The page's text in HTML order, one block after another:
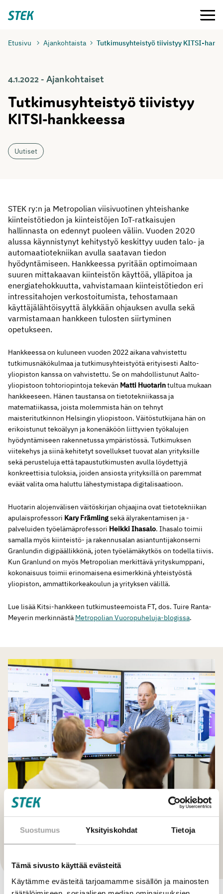
Suostumus Yksityiskohdat Tietoja
Tämä sivusto käyttää evästeitä
Käytämme evästeitä tarjoamamme sisällön ja mainosten
suoraan
Stek Valikko
Etusivu Ajankohtaista Tutkimusyhteistyö tiivistyy KITSI-
4.1.2022 - Ajankohtaiset
Tutkimusyhteistyö tiivistyy
KITSI-hankkeessa
Uutiset
STEK ry:n ja Metropolian viisivuotinen yhteishanke
kiinteistötiedon ja kiinteistöjen IoT-ratkaisujen
hallinnasta on edennyt puoleen väliin. Vuoden 2020
alussa käynnistynyt kehitystyö keskittyy uuden talo- ja
automaatiotekniikan avulla saatavan tiedon
hyödyntämiseen. Hankkeessa pyritään optimoimaan
suuren mittakaavan kiinteistön käyttöä, ylläpitoa ja
energiatehokkuutta, vahvistamaan kiinteistötiedon eri
intressitahojen verkostoitumista, tehostamaan
käyttäjälähtöisyyttä älykkään ohjauksen avulla sekä
varmistamaan hankkeen tulosten siirtyminen
opetukseen.
Hankkeessa on kuluneen vuoden 2022 aikana vahvistettu
tutkimusnäkökulmaa ja tutkimusyhteistyötä erityisesti Aalto-
yliopiston kanssa on vahvistettu. Se on mahdollistunut Aalto-
yliopistoon tohtoriopintoja tekevän Matti Huotarintultua mukaan
hankkeeseen. Hänen taustansa on tietotekniikassa ja
matematiikassa, joista molemmista hän on tehnyt
maisteritutkinnon Helsingin yliopistoon. Väitöstutkijana hän on
erikoistunut tekoälyyn ja konenäköön liittyvien työkalujen
hyödyntämiseen rakennetussa ympäristössä. Tutkimuksen
viitekehys ja siinä kehitetyt sovellukset tuovat alan yrityksille
sekä perusteluja että tapaustutkimusten avulla löydettyjä
konkreettisia tuloksia, joiden ansiosta yrityksillä on paremmat
eväät valita oma haluttu lähestymistapa digitalisaatioon.
Huotarin alojenvälisen väitöskirjan ohjaajina ovat tietotekniikan
apulaisprofessori Kary Främlingsekä älyrakentamisen ja -
palveluiden työelämäprofessori Heikki Ihasalo. Ihasalo toimii
samalla myös kiinteistö- ja rakennusalan asiantuntijakonserni
Granlundin digipäällikkönä, joten työelämäkytkös on todella tiivis.
Kun Granlund on myös Metropolian merkittävä yrityskumppani,
kokonaisuus toimii erinomaisena esimerkkinä yhteistyöstä
yliopiston, ammattikorkeakoulun ja yrityksen välillä.
Lue lisää Kitsi-hankkeen tutkimusteemoista FT, dos. Tuire Ranta-
Meyerin merkinnästä Metropolian Vuoropuheluja-blogissa.